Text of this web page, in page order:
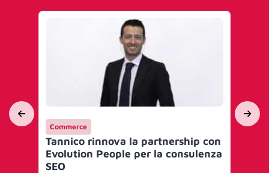
Commerce
Tannico rinnova la partnership con
Evolution People per la consulenza
SEO